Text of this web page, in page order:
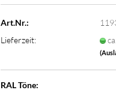
Art.Nr.:
Lieferzeit:
RAL Töne: